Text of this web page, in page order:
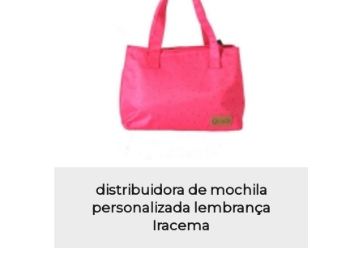
distribuidora de mochila
personalizada lembrança
Iracema